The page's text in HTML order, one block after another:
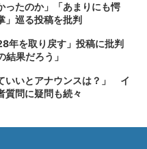
ったのか」「あまりにも愕
巡る投稿を批判
年を取り戻す」投稿に批判
果だろう」
いいとアナウンスは？」 イ
質問に疑問も続々